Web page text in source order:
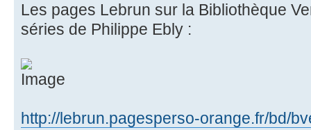
Les pages Lebrun sur la Bibliothèque
séries de Philippe Ebly :
http://lebrun.pagesperso-orange.fr/bd/